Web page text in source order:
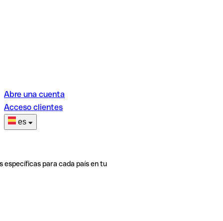
Abre una cuenta
Acceso clientes
es
específicas para cada país en tu